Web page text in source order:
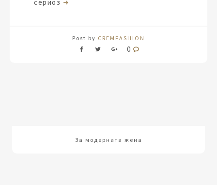
сериоз
Post by CREMFASHION
0
За модерната жена